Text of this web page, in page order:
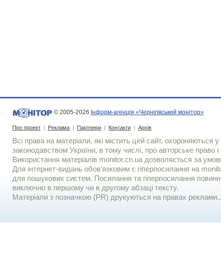
© 2005-2026 Інформ-агенція «Чернігівський монітор»
Про проект | Реклама | Партнери | Контакти | Архів
Всі права на матеріали, які містить цей сайт, охороняються у
законодавством України, в тому числі, про авторське право і
Використання матерiалiв monitor.cn.ua дозволяється за
Для iнтернет-видань обов'язковим є гiперпосилання на
для пошукових систем. Посилання та гіперпосилання
виключно в першому чи в другому абзаці тексту.
Матеріали з позначкою (PR) друкуються на правах реклами..